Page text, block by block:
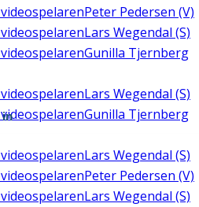
Peter Pedersen (V)
Lars Wegendal (S)
Gunilla Tjernberg
Lars Wegendal (S)
Gunilla Tjernberg
Lars Wegendal (S)
Peter Pedersen (V)
Lars Wegendal (S)
in